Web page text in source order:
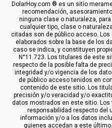
DolarHoy.com ® es un sitio
recomendación,
ninguna clase o naturaleza,
cualquier tipo, clase o
citadas son de público acceso.
elaborados sobre la base de los
caso se indica, y constituyen
N°11.723. Los titulares de este
respecto de la posible falta de
integridad y/o vigencia de los
de público acceso tenidos en
contenido de este sitio. Los
precisión y/o veracidad y/o
datos mostrados en este sitio.
responsabilidad respecto del
información y/o a los datos
quienes accedan a este